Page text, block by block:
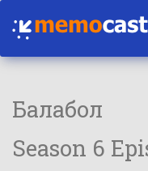
Балабол
Season 6